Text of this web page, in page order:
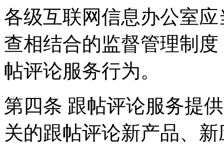
各级互联网信息办公室
查相结合的监督管理制
帖评论服务行为。
第四条 跟帖评论服务提
关的跟帖评论新产品、